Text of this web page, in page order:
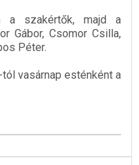
a szakértők, majd a
Gábor, Csomor Csilla,
Péter.
vasárnap esténként a